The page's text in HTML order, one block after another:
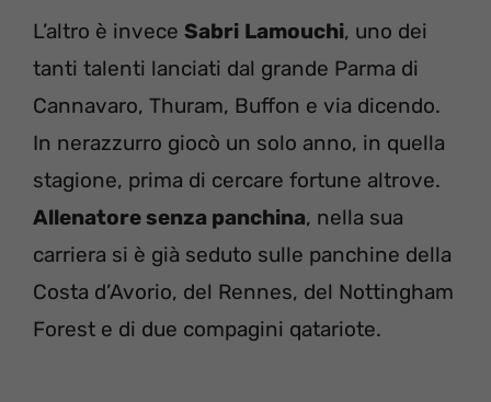
L’altro è invece Sabri Lamouchi, uno dei
tanti talenti lanciati dal grande Parma di
Cannavaro, Thuram, Buffon e via dicendo.
In nerazzurro giocò un solo anno, in quella
stagione, prima di cercare fortune altrove.
Allenatore senza panchina, nella sua
carriera si è già seduto sulle panchine della
Costa d’Avorio, del Rennes, del Nottingham
Forest e di due compagini qatariote.